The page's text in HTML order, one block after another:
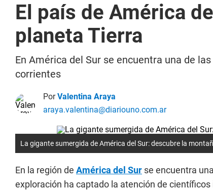
El país de América
planeta Tierra
En América del Sur se encuentra una de
corrientes
PorValentina Araya
araya.valentina@diariouno.com.ar
La gigante sumergida de América del Sur: descubre la
En la región de América del Sur se encuentra
exploración ha captado la atención de